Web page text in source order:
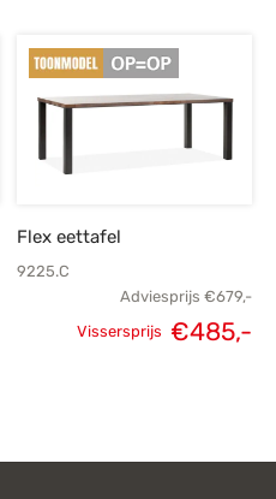
Flex eettafel
9225.C
Adviesprijs €679,-
Vissersprijs €485,-